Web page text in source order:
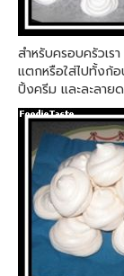
สำหรับครอบครัวเร
แตกหรือใส่ไปทั้งก้
ปิ้งครีม และละลาย